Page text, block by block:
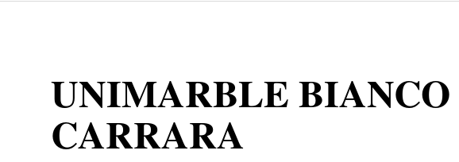
UNIMARBLE BIANCO
CARRARA